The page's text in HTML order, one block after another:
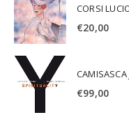
CORSI
€20,00
CAMISASCA
€99,00